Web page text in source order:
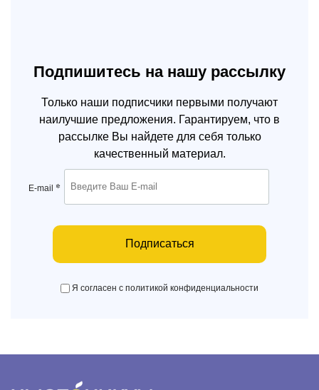
Подпишитесь на нашу рассылку
Только наши подписчики первыми получают
наилучшие предложения. Гарантируем, что в
рассылке Вы найдете для себя только
качественный материал.
E-mail *
Подписаться
Я согласен с политикой конфиденциальности